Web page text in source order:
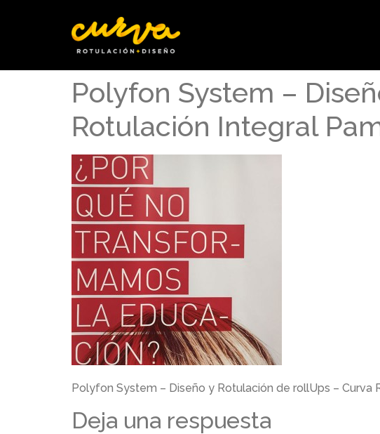
Polyfon System –
Rotulación Integral
Polyfon System – Diseño y Rotulación de rollUps – Curva
Deja una respuesta